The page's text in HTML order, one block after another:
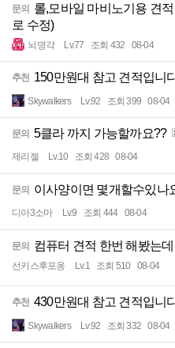
문의 롤,모바일 마비노기용 견
로 수정)
뇌명각 Lv.77 조회 432 08-04
추천 150만원대 참고 견적입니
Skywalkers Lv.92 조회 399 08-04
문의 5클라 까지 가능할까요??
제리젤 Lv.10 조회 428 08-04
문의 이사양이면 몇개할수있나
디아3소마 Lv.9 조회 444 08-04
문의 컴퓨터 견적 한번 해봤는
선키스후포옹 Lv.1 조회 510 08-04
추천 430만원대 참고 견적입니
Skywalkers Lv.92 조회 332 08-04